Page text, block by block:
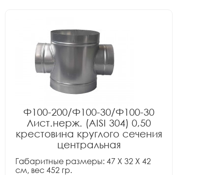
Ф100-200/Ф100-30/Ф100-30
Лист.нерж. (AISI 304) 0,50
крестовина круглого сечения
центральная
Габаритные размеры: 47 X 32 X 42
см, вес 452 гр.